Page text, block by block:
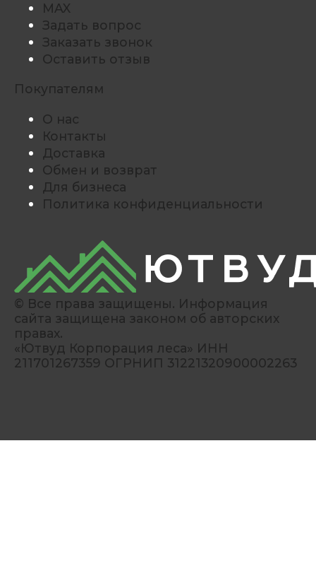
MAX
Задать вопрос
Заказать звонок
Оставить отзыв
Покупателям
О нас
Контакты
Доставка
Обмен и возврат
Для бизнеса
Политика конфиденциальности
© Все права защищены. Информация
сайта защищена законом об авторских
правах.
«Ютвуд Корпорация леса» ИНН
211701267359 ОГРНИП 31221320900002263